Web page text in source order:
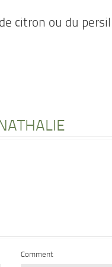
citron ou du
Comment